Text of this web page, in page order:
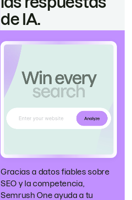
de IA.
Gracias a datos fiables sobre
SEO y la competencia,
Semrush One ayuda a tu